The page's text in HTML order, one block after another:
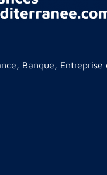
Banque,